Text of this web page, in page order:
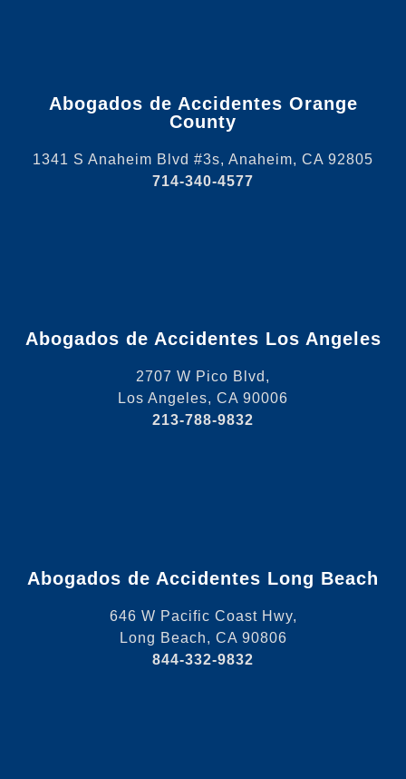
Abogados de Accidentes Orange
County
1341 S Anaheim Blvd #3s, Anaheim, CA 92805
714-340-4577
Abogados de Accidentes Los Angeles
2707 W Pico Blvd,
Los Angeles, CA 90006
213-788-9832
Abogados de Accidentes Long Beach
646 W Pacific Coast Hwy,
Long Beach, CA 90806
844-332-9832